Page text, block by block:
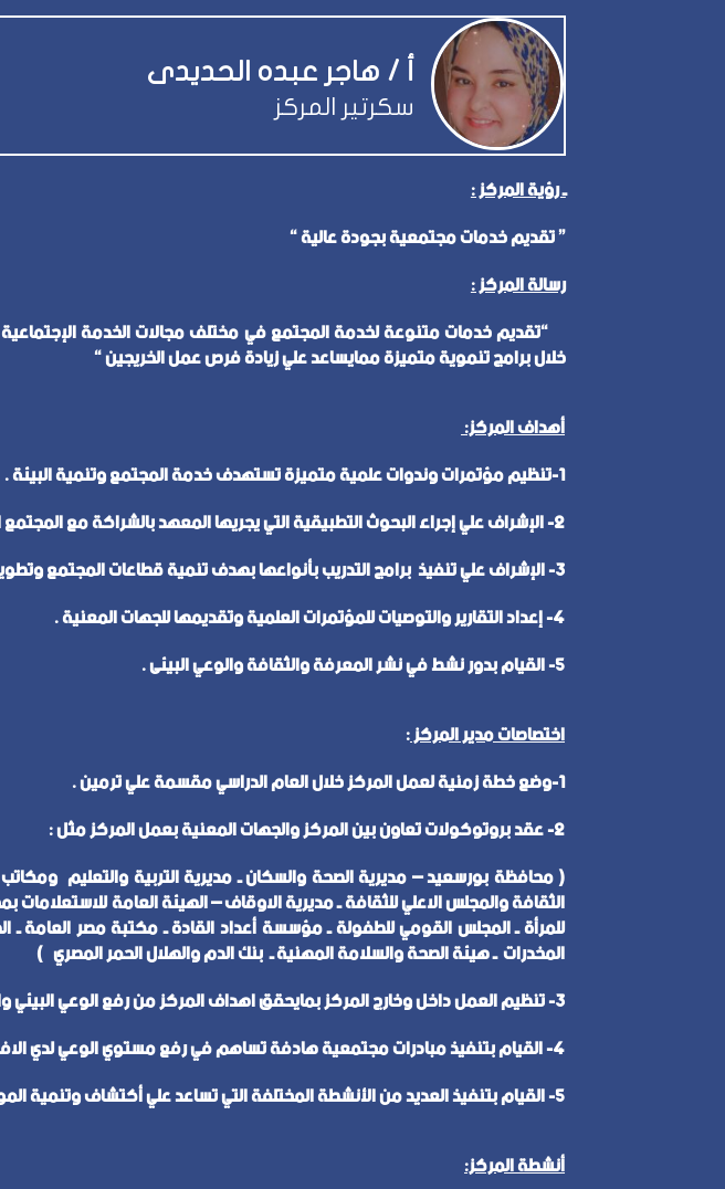
أ / هاجر عبده الحديدى
سكرتير المركز
ـ رؤية المركز :
” تقديم خدمات مجتمعية بجودة عالية “
رسالة المركز :
“تقديم خدمات متنوعة لخدمة المجتمع في مختلف مجالات الخدمة الإجتماعية
خلال برامج تنموية متميزة ممايساعد علي زيادة فرص عمل الخريجين “
أهداف المركز:
1-تنظيم مؤتمرات وندوات علمية متميزة تستهدف خدمة المجتمع وتنمية البيئة .
2- الإشراف علي إجراء البحوث التطبيقية التي يجريها المعهد بالشراكة مع المجتمع المدني والجهات الأخري في الداخل وفي الخارج .
3- الإشراف علي تنفيذ برامج التدريب بأنواعها بهدف تنمية قطاعات المجتمع وتطويرها .
4- إعداد التقارير والتوصيات للمؤتمرات العلمية وتقديمها للجهات المعنية .
5- القيام بدور نشط في نشر المعرفة والثقافة والوعي البيئى .
اختصاصات مدير المركز:
1-وضع خطة زمنية لعمل المركز خلال العام الدراسي مقسمة علي ترمين .
2- عقد بروتوكولات تعاون بين المركز والجهات المعنية بعمل المركز مثل :
( محافظة بورسعيد – مديرية الصحة والسكان ـ مديرية التربية والتعليم ومكاتب
الثقافة والمجلس الاعلي للثقافة ـ مديرية الاوقاف – الهيئة العامة
للمرأة ـ المجلس القومي للطفولة ـ مؤسسة أعداد القادة ـ مكتبة مصر العامة
المخدرات ـ هيئة الصحة والسلامة المهنية ـ بنك الدم والهلال الحمر المصري )
3- تنظيم العمل داخل وخارج المركز بمايحقق اهداف المركز من رفع الوعي البيئي والمساهمة في مواجهة المشكلات المجتمعية .
4- القيام بتنفيذ مبادرات مجتمعية هادفة تساهم في رفع مستوي الوعي لدي الافراد داخل المجتمع .
5- القيام بتنفيذ العديد من الأنشطة المختلفة التي تساعد علي أكتشاف وتنمية المواهب والقدرات بين الطلاب.
أنشطة المركز: